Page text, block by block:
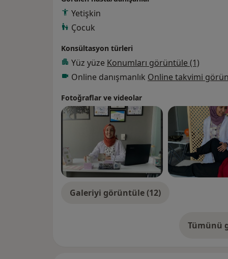
- Tıbbi Masaj
- Kupa Masajı
- Bel-Boyun Fıtığı
- Fibromiyalji
- Hemiplejik Rehabilitasyon
- Ortopedik Rehabillitasyon alanlarında
Yetişkin
Çocuk
Konsültasyon türleri
Yüz yüze Konumları görüntüle (1)
Online danışmanlık Online takvimi
Fotoğraflar ve videolar
Galeriyi görüntüle (12)
Tümünü